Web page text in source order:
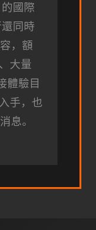
國際
同時
，額
大量
體驗目
手，也
息。